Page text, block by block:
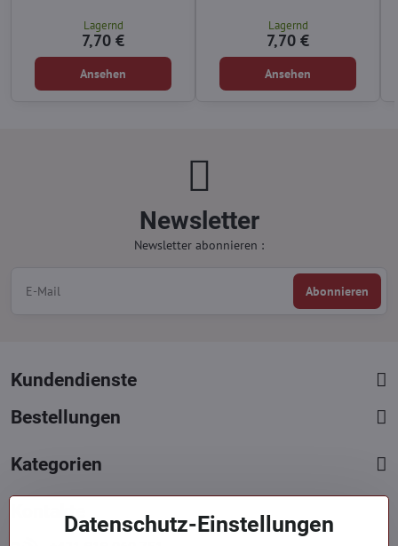
Lagernd
7,70 €
Ansehen
Strümpfen verbindet.
Lagernd
7,70 €
Ansehen
Newsletter
Newsletter abonnieren :
Abonnieren
Kundendienste
Bestellungen
Kategorien
KontakteDatenschutz-Einstellungen